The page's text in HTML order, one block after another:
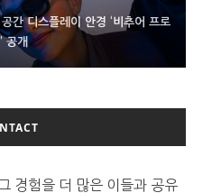
간 디스플레이 안경 ‘비추어 프로
공개
폰18 프로세서 패키징 대기 중
스피커 준비하는 오픈AI
경험을 더 많은 이들과 공유